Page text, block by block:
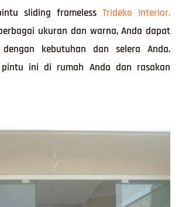
sliding frameless Trideko Interior.
ukuran dan warna, Anda dapat
kebutuhan dan selera Anda.
pintu ini di rumah Anda dan rasakan